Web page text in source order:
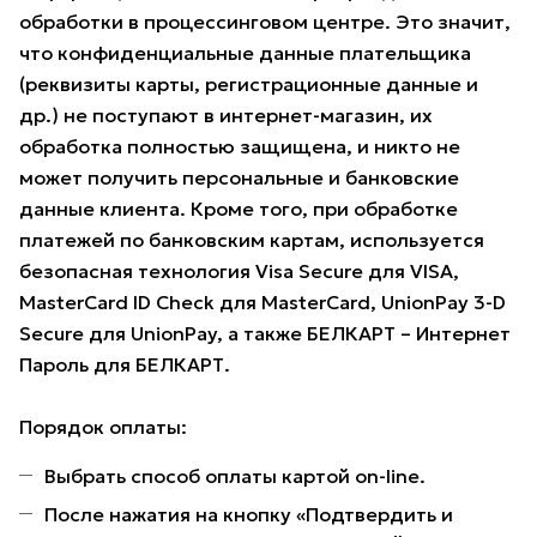
обработки в процессинговом центре. Это значит,
что конфиденциальные данные плательщика
(реквизиты карты, регистрационные данные и
др.) не поступают в интернет-магазин, их
обработка полностью защищена, и никто не
может получить персональные и банковские
данные клиента. Кроме того, при обработке
платежей по банковским картам, используется
безопасная технология Visa Secure для VISA,
MasterCard ID Check для MasterCard, UnionPay 3-D
Secure для UnionPay, а также БЕЛКАРТ – Интернет
Пароль для БЕЛКАРТ.
Порядок оплаты:
Выбрать способ оплаты картой on-line.
После нажатия на кнопку «Подтвердить и